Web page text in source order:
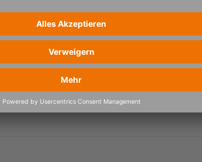
im „2026 Gartner®
Management
anerkannt